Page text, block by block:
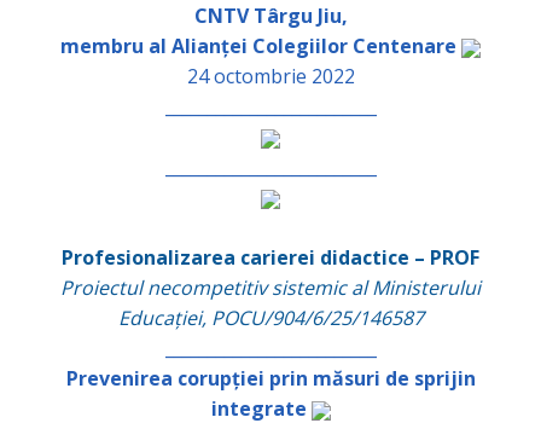
CNTV Târgu Jiu,
membru al Alianței Colegiilor Centenare
24 octombrie 2022
Profesionalizarea carierei didactice – PROF
Proiectul necompetitiv sistemic al Ministerului
Educației, POCU/904/6/25/146587
Prevenirea corupției prin măsuri de sprijin
integrate